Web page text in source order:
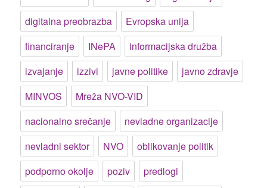
digitalna preobrazba
Evropska unija
financiranje
INePA
informacijska družba
izvajanje
izzivi javne politike
javno zdravje
MINVOS
Mreža NVO-VID
nacionalno srečanje
nevladne organizacije
nevladni sektor
NVO
oblikovanje politik
podporno okolje
poziv
predlogi